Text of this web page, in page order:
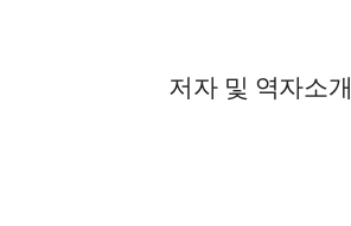
저자 및 역자소개